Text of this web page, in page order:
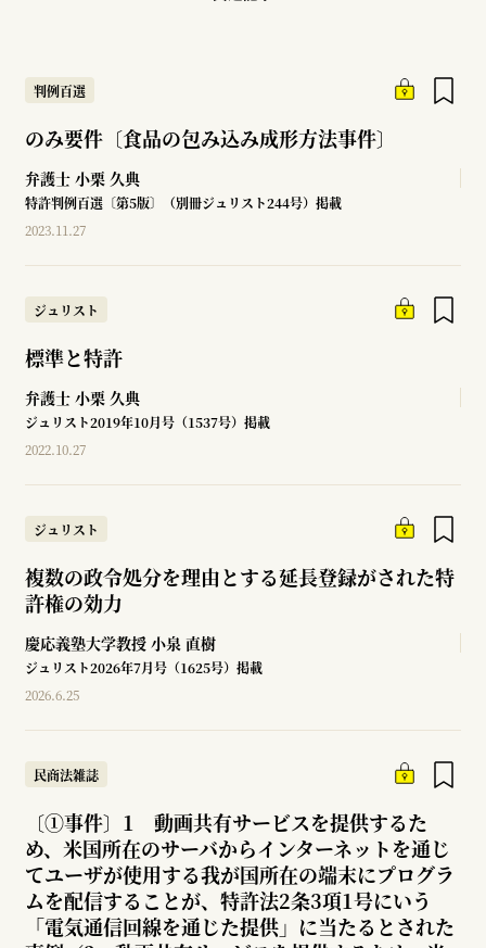
判例百選
のみ要件〔食品の包み込み成形方法事件〕
弁護士 小栗 久典
特許判例百選〔第5版〕（別冊ジュリスト244号）掲載
2023.11.27
ジュリスト
標準と特許
弁護士 小栗 久典
ジュリスト2019年10月号（1537号）掲載
2022.10.27
ジュリスト
複数の政令処分を理由とする延長登録がされた特
許権の効力
慶応義塾大学教授 小泉 直樹
ジュリスト2026年7月号（1625号）掲載
2026.6.25
民商法雑誌
〔①事件〕1 動画共有サービスを提供するた
め、米国所在のサーバからインターネットを通じ
てユーザが使用する我が国所在の端末にプログラ
ムを配信することが、特許法2条3項1号にいう
「電気通信回線を通じた提供」に当たるとされた